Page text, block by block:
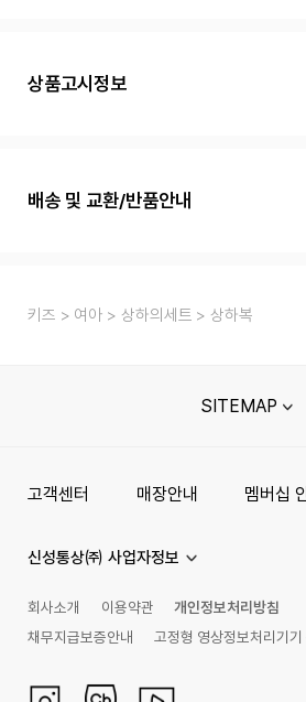
상품고시정보
배송 및 교환/반품안내
키즈 여아 상하의세트 상하복
SITEMAP
고객센터 매장안내 멤버십
신성통상㈜ 사업자정보
회사소개 이용약관
개인정보처리방침
채무지급보증안내
고정형 영상정보처리기기